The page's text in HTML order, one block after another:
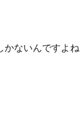
かないんですよね